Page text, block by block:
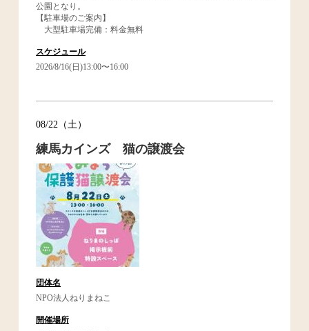
公園となり。
【駐車場のご案内】
大型駐車場完備：料金無料
スケジュール
2026/8/16(日)13:00〜16:00
08/22（土）
練馬カインズ 猫の譲渡会
団体名
NPO法人ねりまねこ
開催場所